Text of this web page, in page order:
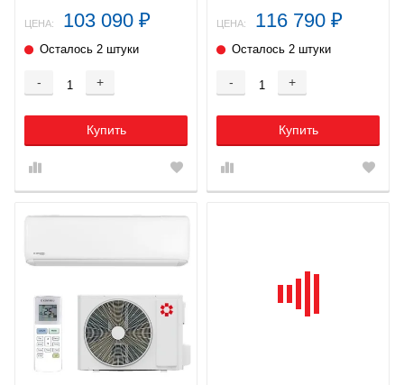
ЦЕНА: 103 090 ₽
Осталось 2 штуки
- +
Купить
ЦЕНА: 116 790 ₽
Осталось 2 штуки
- +
Купить